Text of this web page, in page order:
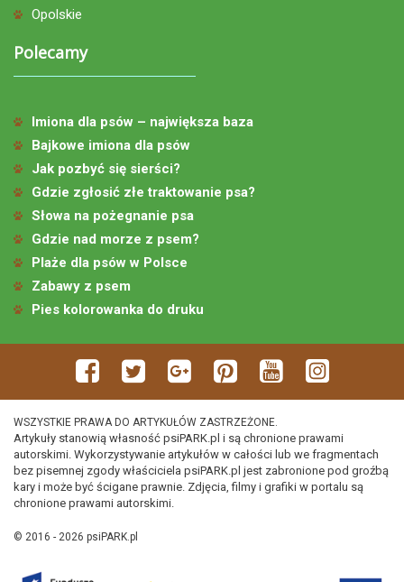
Opolskie
Polecamy
Imiona dla psów – największa baza
Bajkowe imiona dla psów
Jak pozbyć się sierści?
Gdzie zgłosić złe traktowanie psa?
Słowa na pożegnanie psa
Gdzie nad morze z psem?
Plaże dla psów w Polsce
Zabawy z psem
Pies kolorowanka do druku
WSZYSTKIE PRAWA DO ARTYKUŁÓW ZASTRZEŻONE.
Artykuły stanowią własność psiPARK.pl i są chronione prawami
autorskimi. Wykorzystywanie artykułów w całości lub we fragmentach
bez pisemnej zgody właściciela psiPARK.pl jest zabronione pod groźbą
kary i może być ścigane prawnie. Zdjęcia, filmy i grafiki w portalu są
chronione prawami autorskimi.
© 2016 - 2026 psiPARK.pl